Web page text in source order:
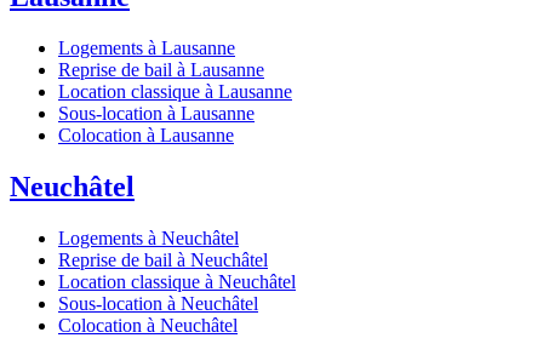
Logements à Lausanne
Reprise de bail à Lausanne
Location classique à Lausanne
Sous-location à Lausanne
Colocation à Lausanne
Neuchâtel
Logements à Neuchâtel
Reprise de bail à Neuchâtel
Location classique à Neuchâtel
Sous-location à Neuchâtel
Colocation à Neuchâtel